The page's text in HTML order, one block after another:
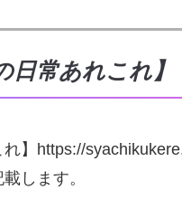
日常あれこれ
れ】https://
します。